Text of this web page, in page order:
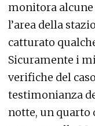
monitora
l’area della
catturato
Sicuramente i
verifiche del
testimonianza
notte, un quarto